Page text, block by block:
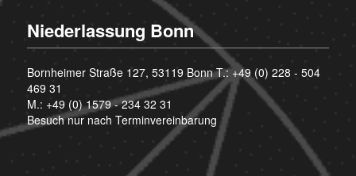
Niederlassung Bonn
Bornheimer Straße 127, 53119 Bonn T.:+49 (0) 228 - 504
469 31
M.: +49 (0) 1579 - 234 32 31
Besuch nur nach Terminvereinbarung